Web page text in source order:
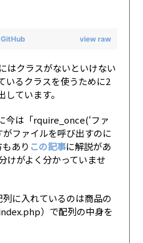
view raw
GitHub
はクラスがないといけない
るクラスを使うために2
ています。
今は「rquire_once(‘ファ
がファイルを呼び出すのに
あり この記事に解説があ
けがよく分かっていませ
に入れているのは商品の
）で配列の中身を